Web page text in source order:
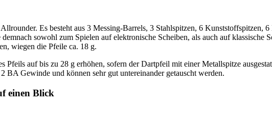
Es besteht aus 3 Messing-Barrels, 3 Stahlspitzen, 6 Kunststoffspitzen,
sowohl zum Spielen auf elektronische Scheiben, als auch auf klassische
wiegen die Pfeile ca. 18 g.
auf bis zu 28 g erhöhen, sofern der Dartpfeil mit einer Metallspitze
BA Gewinde und können sehr gut untereinander getauscht werden.
einen Blick